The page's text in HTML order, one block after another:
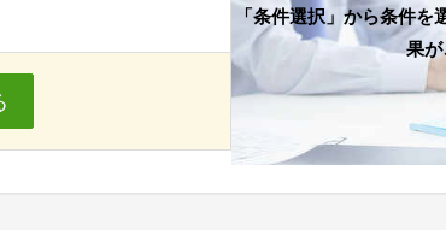
「条件選択」から条件
果